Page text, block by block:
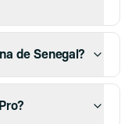
de Senegal?